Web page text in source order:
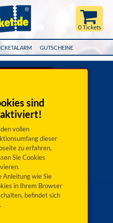
GUTSCHEINE
0 Tickets
sind
vollen
dieser
zu erfahren,
Sie Cookies
Anleitung wie Sie
in Ihrem Browser
befindet sich
.
Bezirks